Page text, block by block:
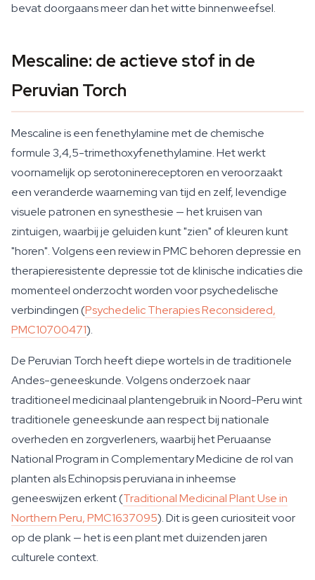
bevat doorgaans meer dan het witte binnenweefsel.
Mescaline: de actieve stof in de
Peruvian Torch
Mescaline is een fenethylamine met de chemische
formule 3,4,5-trimethoxyfenethylamine. Het werkt
voornamelijk op serotoninereceptoren en veroorzaakt
een veranderde waarneming van tijd en zelf, levendige
visuele patronen en synesthesie — het kruisen van
zintuigen, waarbij je geluiden kunt "zien" of kleuren kunt
"horen". Volgens een review in PMC behoren depressie en
therapieresistente depressie tot de klinische indicaties die
momenteel onderzocht worden voor psychedelische
verbindingen (Psychedelic Therapies Reconsidered,
PMC10700471).
De Peruvian Torch heeft diepe wortels in de traditionele
Andes-geneeskunde. Volgens onderzoek naar
traditioneel medicinaal plantengebruik in Noord-Peru wint
traditionele geneeskunde aan respect bij nationale
overheden en zorgverleners, waarbij het Peruaanse
National Program in Complementary Medicine de rol van
planten als Echinopsis peruviana in inheemse
geneeswijzen erkent (Traditional Medicinal Plant Use in
Northern Peru, PMC1637095). Dit is geen curiositeit voor
op de plank — het is een plant met duizenden jaren
culturele context.